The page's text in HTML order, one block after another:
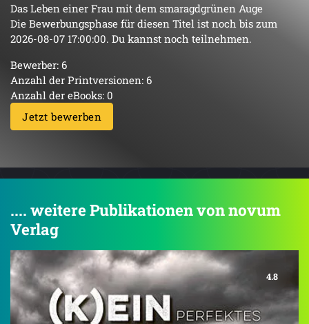
Das Leben einer Frau mit dem smaragdgrünen Auge
Die Bewerbungsphase für diesen Titel ist noch bis zum
2026-08-07 17:00:00. Du kannst noch teilnehmen.
Bewerber: 6
Anzahl der Printversionen: 6
Anzahl der eBooks: 0
Jetzt bewerben
.... weitere Publikationen von novum
Verlag
4.8